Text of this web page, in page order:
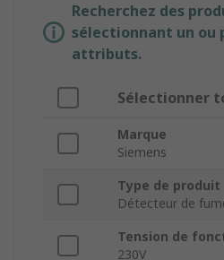
Recherchez des
sélectionnant un ou
attributs.
Sélectionner
Marque
Siemens
Type de produit
Détecteur de
Tension de
230V